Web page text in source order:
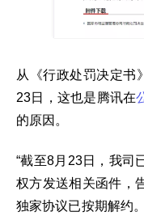
从《行政处罚决定书
23日，这也是腾讯在
的原因。
“截至8月23日，我司
权方发送相关函件，
独家协议已按期解约